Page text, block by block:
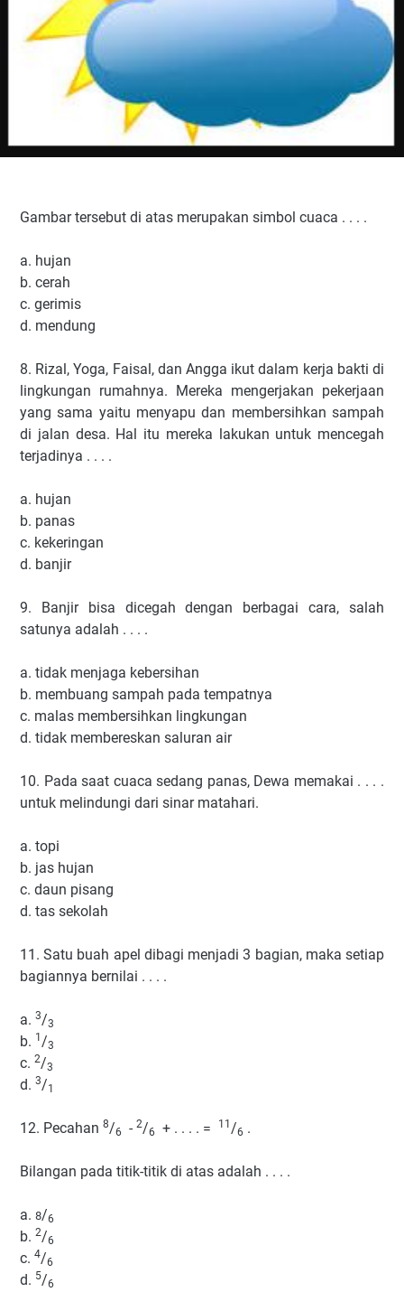
Gambar tersebut di atas merupakan simbol cuaca . . . .
a. hujan
b. cerah
c. gerimis
d. mendung
8. Rizal, Yoga, Faisal, dan Angga ikut dalam kerja bakti di
lingkungan rumahnya. Mereka mengerjakan pekerjaan
yang sama yaitu menyapu dan membersihkan sampah
di jalan desa. Hal itu mereka lakukan untuk mencegah
terjadinya . . . .
a. hujan
b. panas
c. kekeringan
d. banjir
9. Banjir bisa dicegah dengan berbagai cara, salah
satunya adalah . . . .
a. tidak menjaga kebersihan
b. membuang sampah pada tempatnya
c. malas membersihkan lingkungan
d. tidak membereskan saluran air
10. Pada saat cuaca sedang panas, Dewa memakai . . . .
untuk melindungi dari sinar matahari.
a. topi
b. jas hujan
c. daun pisang
d. tas sekolah
11. Satu buah apel dibagi menjadi 3 bagian, maka setiap
bagiannya bernilai . . . .
a. 3/3
b. 1 /3
c. 2/3
d. 3/1
12. Pecahan 8/6 - 2/6 + . . . . = 11 /6 .
Bilangan pada titik-titik di atas adalah . . . .
a. 8/6
b. 2/6
c. 4/6
d. 5/6